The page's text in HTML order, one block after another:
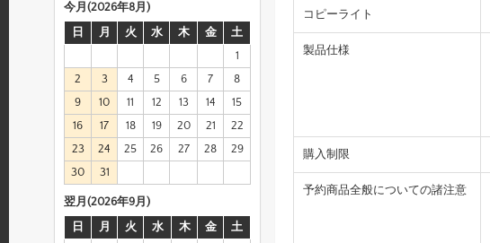
コピーライト
製品仕様
購入制限
予約商品全般についての諸注意
今月(2026年8月)
日
月 火 水 木 金
土
1
2
3 4 5 6 7
8
9
10 11 12 13 14
15
16
17 18 19 20 21
22
23
24 25 26 27 28
29
30
31
翌月(2026年9月)
日
月 火 水 木 金
土